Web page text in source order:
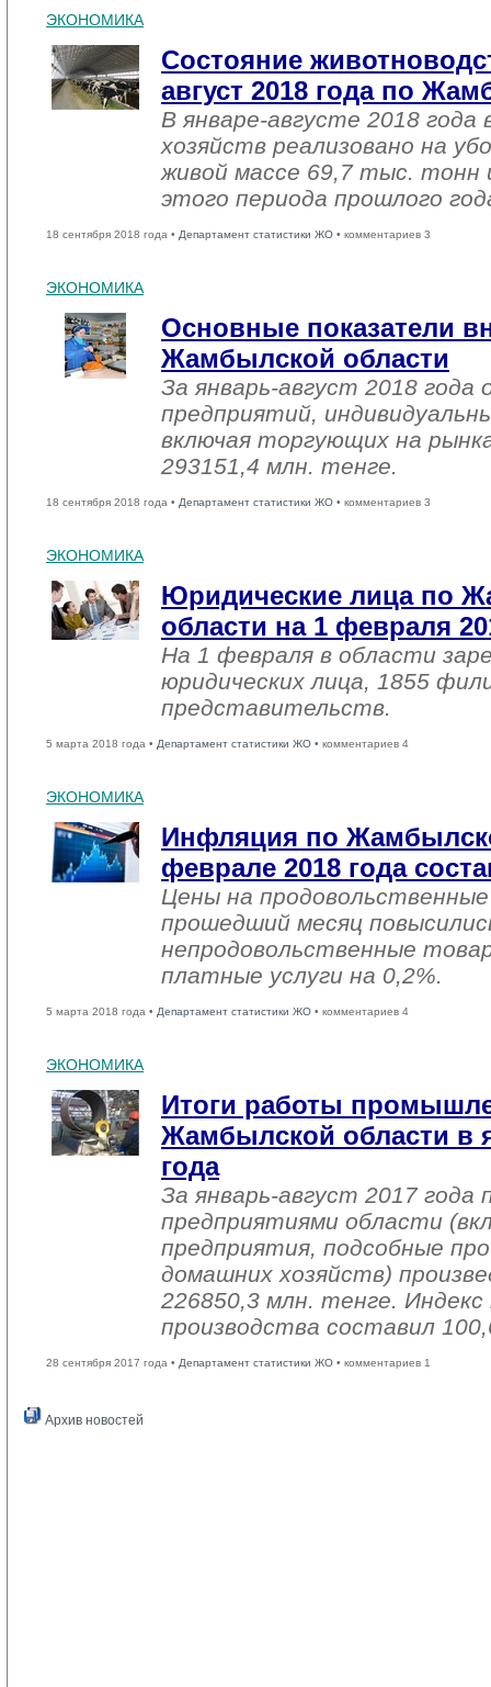
ЭКОНОМИКА
Состояние
август 2018 года по
В январе-августе 2018 года
хозяйств реализовано на
живой массе 69,7 тыс. тонн
этого периода прошлого
18 сентября 2018 года • Департамент статистики ЖО • комментариев 3
ЭКОНОМИКА
Основные показатели
Жамбылской области
За январь-август 2018
предприятий,
включая торгующих на
293151,4 млн. тенге.
18 сентября 2018 года • Департамент статистики ЖО • комментариев 3
ЭКОНОМИКА
Юридические лица по
области на 1 февраля
На 1 февраля в области
юридических лица, 1855
представительств.
5 марта 2018 года • Департамент статистики ЖО • комментариев 4
ЭКОНОМИКА
Инфляция по
феврале 2018 года
Цены на
прошедший месяц
непродовольственные
платные услуги на 0,2%.
5 марта 2018 года • Департамент статистики ЖО • комментариев 4
ЭКОНОМИКА
Итоги работы
Жамбылской области в
года
За январь-август 2017
предприятиями области
предприятия, подсобные
домашних хозяйств)
226850,3 млн. тенге.
производства составил
28 сентября 2017 года • Департамент статистики ЖО • комментариев 1
Архив новостей